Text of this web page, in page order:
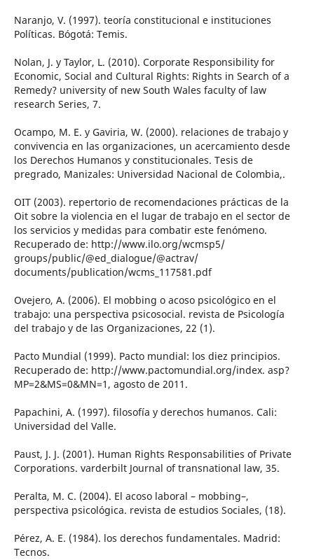
Naranjo, V. (1997). teoría constitucional e instituciones
Políticas. Bógotá: Temis.
Nolan, J. y Taylor, L. (2010). Corporate Responsibility for
Economic, Social and Cultural Rights: Rights in Search of a
Remedy? university of new South Wales faculty of law
research Series, 7.
Ocampo, M. E. y Gaviria, W. (2000). relaciones de trabajo y
convivencia en las organizaciones, un acercamiento desde
los Derechos Humanos y constitucionales. Tesis de
pregrado, Manizales: Universidad Nacional de Colombia,.
OIT (2003). repertorio de recomendaciones prácticas de la
Oit sobre la violencia en el lugar de trabajo en el sector de
los servicios y medidas para combatir este fenómeno.
Recuperado de: http://www.ilo.org/wcmsp5/
groups/public/@ed_dialogue/@actrav/
documents/publication/wcms_117581.pdf
Ovejero, A. (2006). El mobbing o acoso psicológico en el
trabajo: una perspectiva psicosocial. revista de Psicología
del trabajo y de las Organizaciones, 22 (1).
Pacto Mundial (1999). Pacto mundial: los diez principios.
Recuperado de: http://www.pactomundial.org/index. asp?
MP=2&MS=0&MN=1, agosto de 2011.
Papachini, A. (1997). filosofía y derechos humanos. Cali:
Universidad del Valle.
Paust, J. J. (2001). Human Rights Responsabilities of Private
Corporations. varderbilt Journal of transnational law, 35.
Peralta, M. C. (2004). El acoso laboral – mobbing–,
perspectiva psicológica. revista de estudios Sociales, (18).
Pérez, A. E. (1984). los derechos fundamentales. Madrid:
Tecnos.